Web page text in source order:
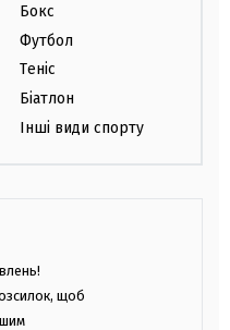
Бокс
Футбол
Теніс
Біатлон
Інші види спорту
щоб